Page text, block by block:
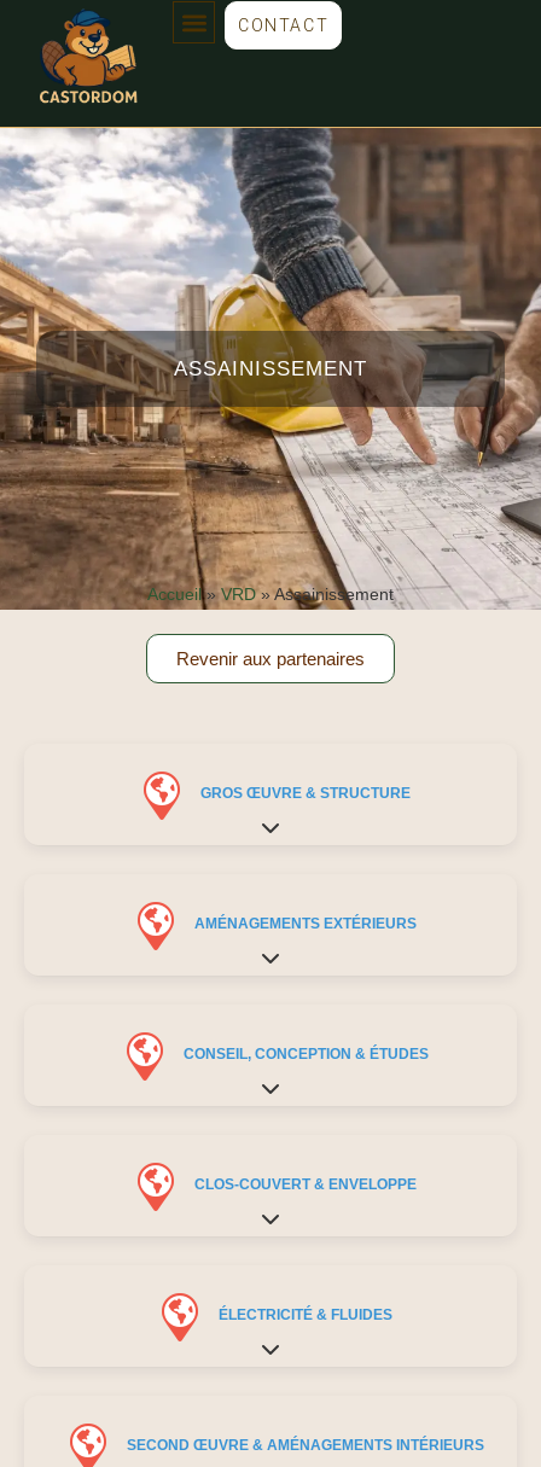
CONTACT
ASSAINISSEMENT
Accueil»VRD»Assainissement
Revenir aux partenaires
GROS ŒUVRE & STRUCTURE
Expand sub-categories
AMÉNAGEMENTS EXTÉRIEURS
Expand sub-categories
CONSEIL, CONCEPTION & ÉTUDES
Expand sub-categories
CLOS-COUVERT & ENVELOPPE
Expand sub-categories
ÉLECTRICITÉ & FLUIDES
Expand sub-categories
SECOND ŒUVRE & AMÉNAGEMENTS INTÉRIEURS